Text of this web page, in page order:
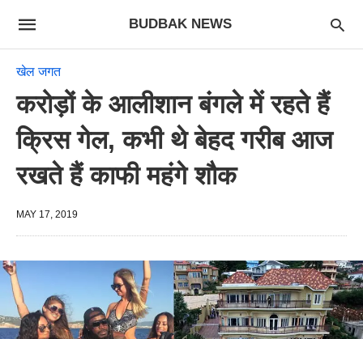
BUDBAK NEWS
खेल जगत
करोड़ों के आलीशान बंगले में रहते हैं
क्रिस गेल, कभी थे बेहद गरीब आज
रखते हैं काफी महंगे शौक
MAY 17, 2019